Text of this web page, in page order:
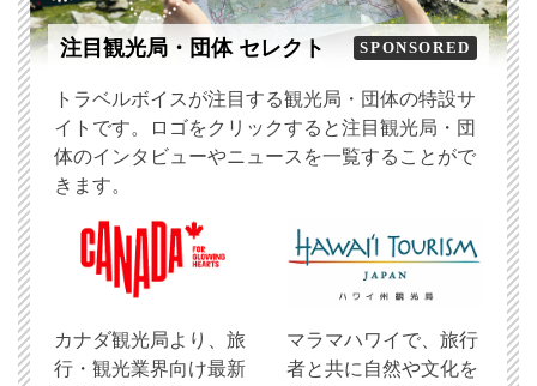
注目観光局・団体 セレクト SPONSORED
トラベルボイスが注目する観光局・団体の特設サ
イトです。ロゴをクリックすると注目観光局・団
体のインタビューやニュースを一覧することがで
きます。
​カナダ観光局より、旅
行・観光業界向け最新
マラマハワイで、旅行
者と共に自然や文化を